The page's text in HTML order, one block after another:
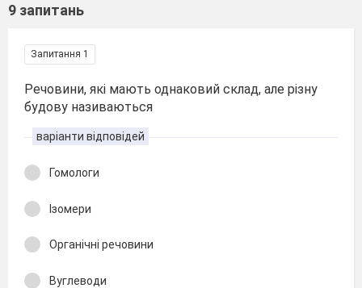
9 запитань
Запитання 1
Речовини, які мають однаковий склад, але різну
будову називаються
варіанти відповідей
Гомологи
Ізомери
Органічні речовини
Вуглеводи